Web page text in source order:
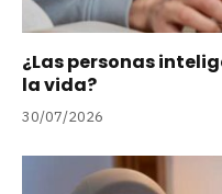
¿Las personas
la vida?
30/07/2026